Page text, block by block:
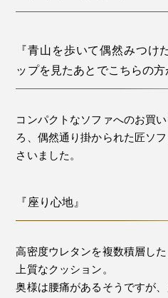
『青山を歩いて偶然みつけ
ップを見たあとでこちらの方
コンパクトなソファへのお買
ろ、偶然通り掛かられた匠ソ
さいました。
『座り心地』
高密度ウレタンを複数積層し
上質なクッション。
奥様は腰痛があるそうですが